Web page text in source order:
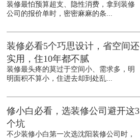
装修最怕预算超支、隐性消费，拿到装修
公司的报价单时，密密麻麻的条...
装修必看5个巧思设计，省空间还
实用，住10年都不腻
装修最头疼的莫过于空间小、需求多，明
明面积不算小，住进去却到处乱...
修小白必看，选装修公司避开这3
个坑
不少装修小白第一次选沈阳装修公司时，